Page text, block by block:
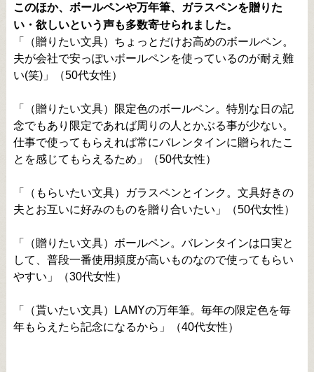
このほか、ボールペンや万年筆、ガラスペンを贈りた
い・欲しいという声も多数寄せられました。
「（贈りたい文具）ちょっとだけお高めのボールペン。
夫が会社で安っぽいボールペンを使っているのが耐え難
い(笑)」（50代女性）
「（贈りたい文具）限定色のボールペン。特別な日の記
念でもあり限定であれば周りの人とかぶる事が少ない。
仕事で使ってもらえれば常にバレンタインに贈られたこ
とを感じてもらえるため」（50代女性）
「（もらいたい文具）ガラスペンとインク。文具好きの
夫とお互いに好みのものを贈り合いたい」（50代女性）
「（贈りたい文具）ボールペン。バレンタインは口実と
して、普段一番使用頻度が高いものなので使ってもらい
やすい」（30代女性）
「（貰いたい文具）LAMYの万年筆。毎年の限定色を毎
年もらえたら記念になるから」（40代女性）